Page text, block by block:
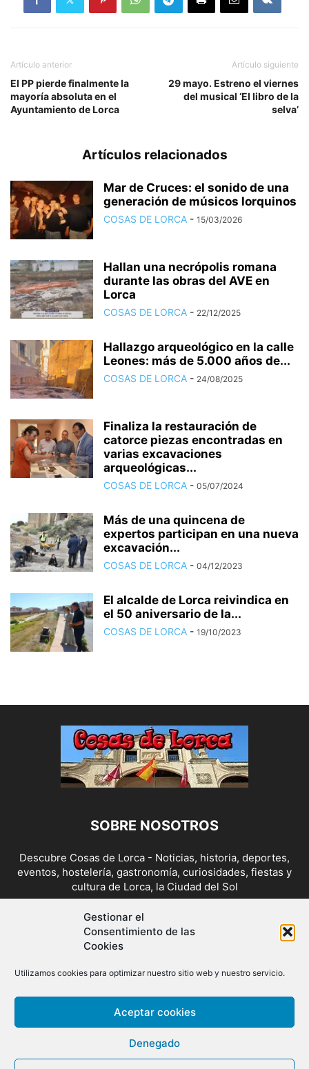
Gestionar el
Consentimiento de las
Cookies
Utilizamos cookies para optimizar nuestro sitio web y nuestro servicio.
Aceptar cookies
Denegado
Artículo anterior
El PP pierde finalmente la
mayoría absoluta en el
Ayuntamiento de Lorca
Artículo siguiente
29 mayo. Estreno el viernes
del musical ‘El libro de la
selva’
Artículos relacionados
Mar de Cruces: el sonido de una
generación de músicos lorquinos
COSAS DE LORCA - 15/03/2026
Hallan una necrópolis romana
durante las obras del AVE en
Lorca
COSAS DE LORCA - 22/12/2025
Hallazgo arqueológico en la calle
Leones: más de 5.000 años de...
COSAS DE LORCA - 24/08/2025
Finaliza la restauración de
catorce piezas encontradas en
varias excavaciones
arqueológicas...
COSAS DE LORCA - 05/07/2024
Más de una quincena de
expertos participan en una nueva
excavación...
COSAS DE LORCA - 04/12/2023
El alcalde de Lorca reivindica en
el 50 aniversario de la...
COSAS DE LORCA - 19/10/2023
SOBRE NOSOTROS
Descubre Cosas de Lorca - Noticias, historia, deportes,
eventos, hostelería, gastronomía, curiosidades, fiestas y
cultura de Lorca, la Ciudad del Sol
Contáctanos:cosasdelorca@gmail.com
SÍGUENOS